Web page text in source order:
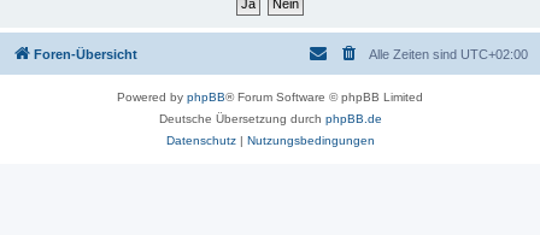
Foren-Übersicht Alle Zeiten sind UTC+02:00
Powered by phpBB® Forum Software © phpBB Limited
Deutsche Übersetzung durch phpBB.de
Datenschutz| Nutzungsbedingungen